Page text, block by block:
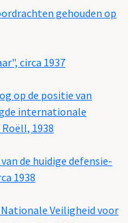
gehouden op
circa 1937
op de positie van
internationale
1938
de huidige defensie-
1938
Veiligheid voor